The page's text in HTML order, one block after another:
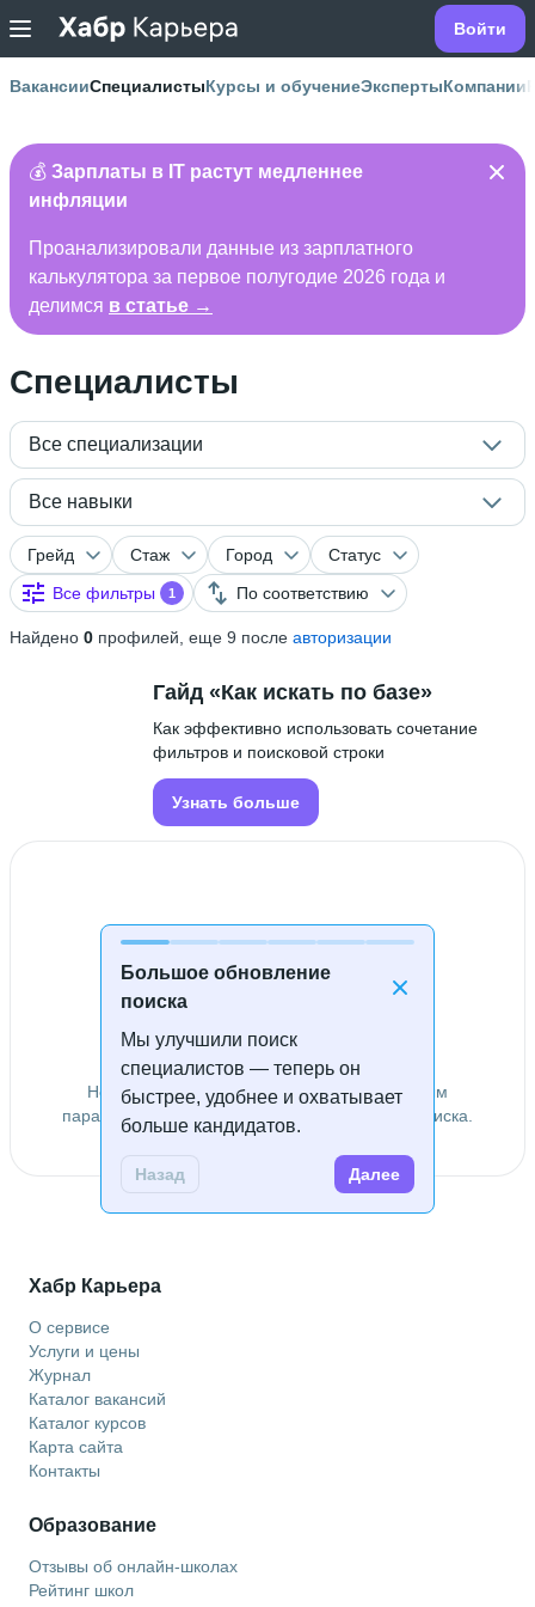
Войти
ВакансииСпециалистыКурсы и обучениеЭкспертыКомпании
💰 Зарплаты в IT растут медленнее
инфляции
Проанализировали данные из зарплатного
калькулятора за первое полугодие 2026 года и
делимся в статье →
Специалисты
Все специализации
Все навыки
Грейд Стаж Город
Статус
Все фильтры
1 По соответствию
Найдено 0 профилей, еще 9 после авторизации
Большое обновление
поиска
Мы улучшили поиск
специалистов — теперь он
быстрее, удобнее и охватывает
больше кандидатов.
Назад Далее
Гайд «Как искать по базе»
Как эффективно использовать сочетание
фильтров и поисковой строки
Узнать больше
Специалисты не найдены
Не удалось найти специалистов по заданным
параметрам. Попробуйте изменить условия поиска.
Хабр Карьера
О сервисе
Услуги и цены
Журнал
Каталог вакансий
Каталог курсов
Карта сайта
Контакты
Образование
Отзывы об онлайн-школах
Рейтинг школ